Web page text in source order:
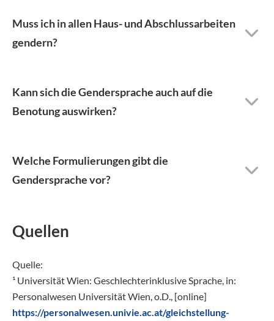
Muss ich in allen Haus- und Abschlussarbeiten
gendern?
Kann sich die Gendersprache auch auf die
Benotung auswirken?
Welche Formulierungen gibt die
Gendersprache vor?
Quellen
Quelle:
¹ Universität Wien: Geschlechterinklusive Sprache, in:
Personalwesen Universität Wien, o.D., [online]
https://personalwesen.univie.ac.at/gleichstellung-